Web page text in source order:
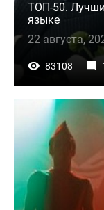
ТОП-50.
языке
22 августа,
83108